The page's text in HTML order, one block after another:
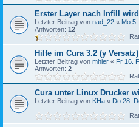
Erster Layer nach Infill
Letzter Beitrag von nad_22 « Mo
Antworten: 12
Hilfe im Cura 3.2 (y Versatz)
Letzter Beitrag von mhier « Fr 16.
Antworten: 2
Cura unter Linux Drucker
Letzter Beitrag von KHa « Do 28.